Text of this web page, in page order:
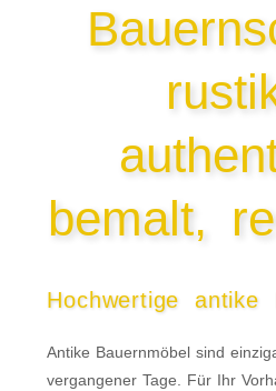
bemalt,
Hochwertige antike
Antike Bauernmöbel sind
vergangener Tage. Für Ihr